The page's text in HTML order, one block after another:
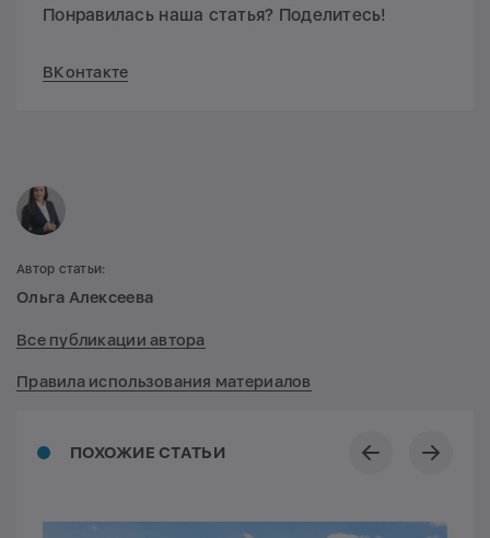
Понравилась наша статья? Поделитесь!
ВКонтакте
ПОХОЖИЕ СТАТЬИ
Автор статьи:
Ольга Алексеева
Все публикации автора
Правила использования материалов